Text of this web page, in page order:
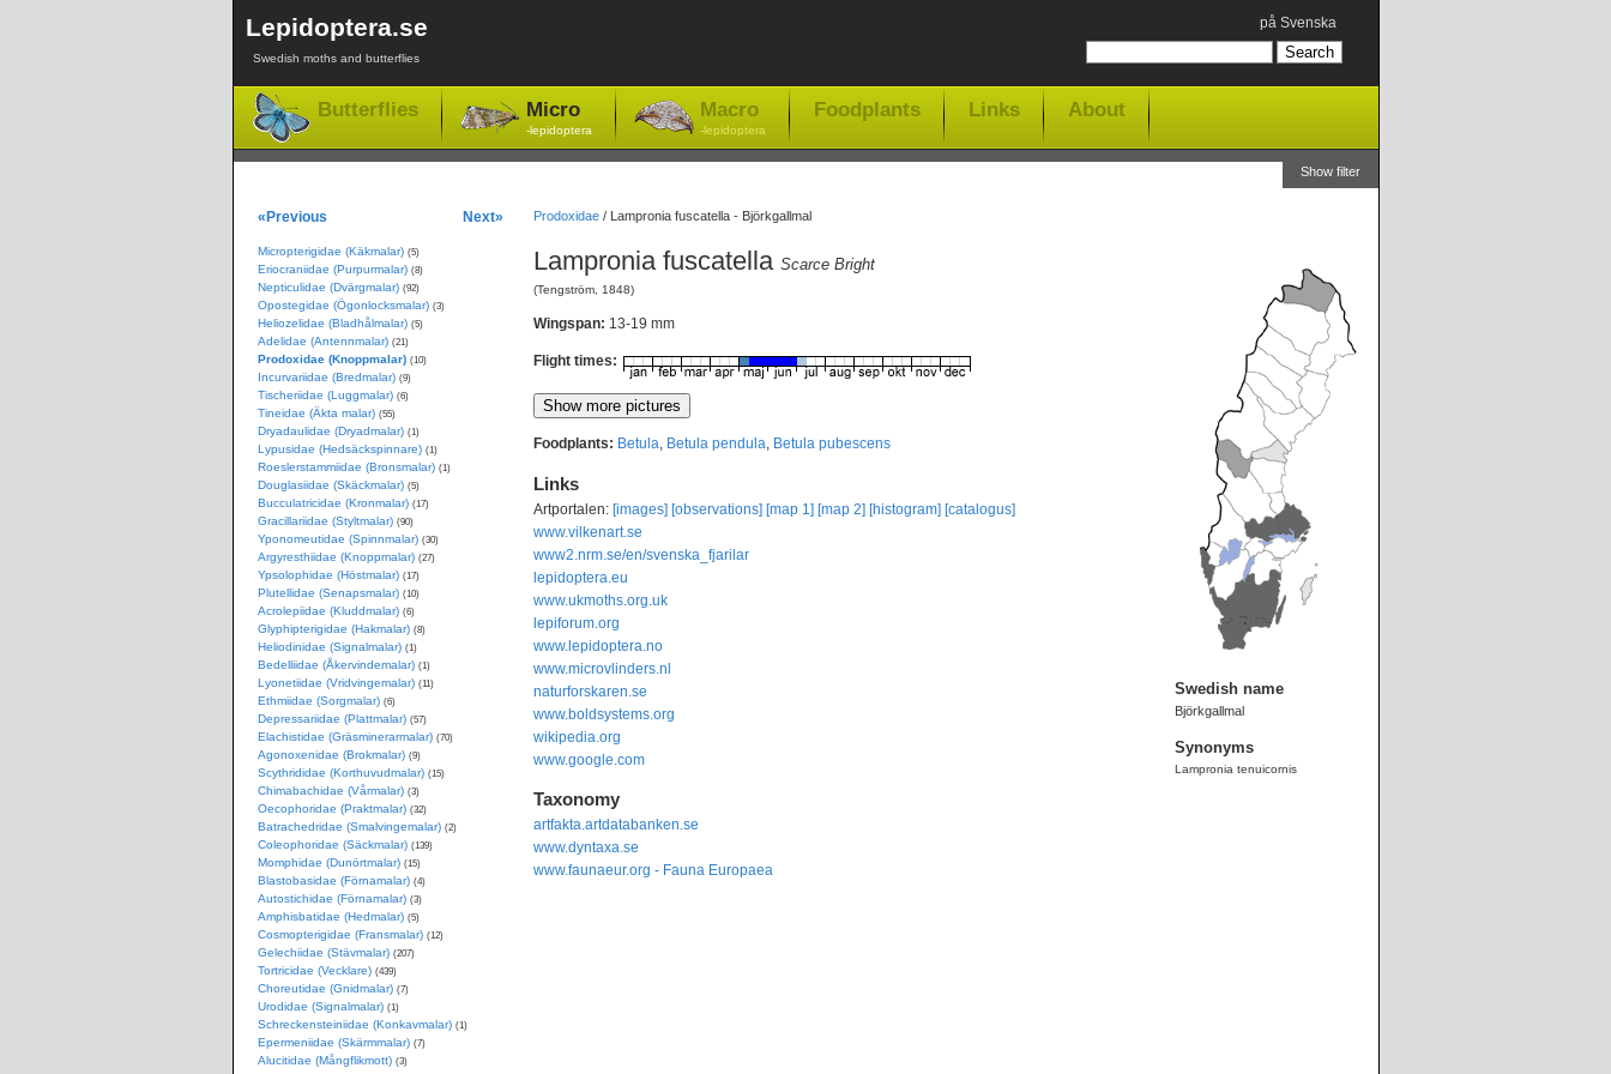
Lepidoptera.se
Swedish moths and butterflies
på Svenska
Butterflies Micro
-lepidoptera
Macro
-lepidoptera
Foodplants Links About
Show filter
Prodoxidae/ Lampronia fuscatella - Björkgallmal
Lampronia fuscatella Scarce Bright
(Tengström, 1848)
Wingspan: 13-19 mm
Flight times:
Foodplants: Betula, Betula pendula, Betula pubescens
Links
Artportalen: [images] [observations] [map 1] [map 2] [histogram] [catalogus]
www.vilkenart.se
www2.nrm.se/en/svenska_fjarilar
lepidoptera.eu
www.ukmoths.org.uk
lepiforum.org
www.lepidoptera.no
www.microvlinders.nl
naturforskaren.se
www.boldsystems.org
wikipedia.org
www.google.com
Taxonomy
artfakta.artdatabanken.se
www.dyntaxa.se
www.faunaeur.org - Fauna Europaea
Swedish name
Björkgallmal
Synonyms
Lampronia tenuicornis
«Previous Next»
Micropterigidae (Käkmalar) (5)
Eriocraniidae (Purpurmalar) (8)
Nepticulidae (Dvärgmalar) (92)
Opostegidae (Ögonlocksmalar) (3)
Heliozelidae (Bladhålmalar) (5)
Adelidae (Antennmalar) (21)
Prodoxidae (Knoppmalar) (10)
Incurvariidae (Bredmalar) (9)
Tischeriidae (Luggmalar) (6)
Tineidae (Äkta malar) (55)
Dryadaulidae (Dryadmalar) (1)
Lypusidae (Hedsäckspinnare) (1)
Roeslerstammiidae (Bronsmalar) (1)
Douglasiidae (Skäckmalar) (5)
Bucculatricidae (Kronmalar) (17)
Gracillariidae (Styltmalar) (90)
Yponomeutidae (Spinnmalar) (30)
Argyresthiidae (Knoppmalar) (27)
Ypsolophidae (Höstmalar) (17)
Plutellidae (Senapsmalar) (10)
Acrolepiidae (Kluddmalar) (6)
Glyphipterigidae (Hakmalar) (8)
Heliodinidae (Signalmalar) (1)
Bedelliidae (Åkervindemalar) (1)
Lyonetiidae (Vridvingemalar) (11)
Ethmiidae (Sorgmalar) (6)
Depressariidae (Plattmalar) (57)
Elachistidae (Gräsminerarmalar) (70)
Agonoxenidae (Brokmalar) (9)
Scythrididae (Korthuvudmalar) (15)
Chimabachidae (Vårmalar) (3)
Oecophoridae (Praktmalar) (32)
Batrachedridae (Smalvingemalar) (2)
Coleophoridae (Säckmalar) (139)
Momphidae (Dunörtmalar) (15)
Blastobasidae (Förnamalar) (4)
Autostichidae (Förnamalar) (3)
Amphisbatidae (Hedmalar) (5)
Cosmopterigidae (Fransmalar) (12)
Gelechiidae (Stävmalar) (207)
Tortricidae (Vecklare) (439)
Choreutidae (Gnidmalar) (7)
Urodidae (Signalmalar) (1)
Schreckensteiniidae (Konkavmalar) (1)
Epermeniidae (Skärmmalar) (7)
Alucitidae (Mångflikmott) (3)